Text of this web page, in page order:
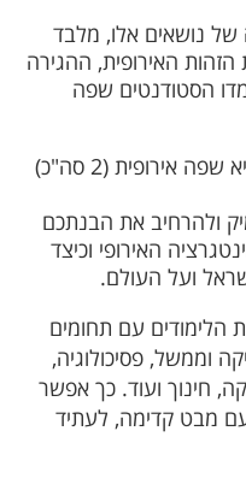
נושאים אלו, מלבד
האירופית, ההגירה
הסטודנטים שפה
השנה השלישית כוללת גם היא שפה אירופית (2 סה"כ)
ולהרחיב את הבנתכם
האירופי וכיצד
ועל העולם.
הלימודים עם תחומים
וממשל, פסיכולוגיה,
חינוך ועוד. כך אפשר
מבט קדימה, לעתיד